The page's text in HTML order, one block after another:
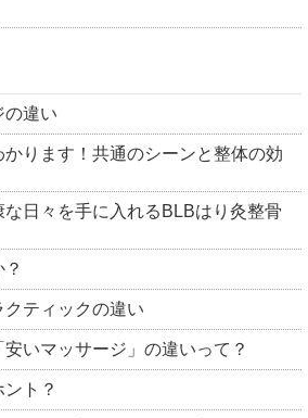
の違い
ります！共通のシーンと整体の効
日々を手に入れるBLBはり灸整骨
ティックの違い
安いマッサージ」の違いって？
ト？